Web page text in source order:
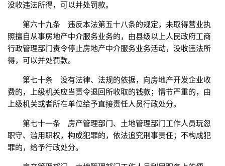
没收违法所得，可以并处罚款。
第六十九条 违反本法第五十八条的规定，未取得营业执
照擅自从事房地产中介服务业务的，由县级以上人民政府工商
行政管理部门责令停止房地产中介服务业务活动，没收违法所
得，可以并处罚款。
第七十条 没有法律、法规的依据，向房地产开发企业收
费的，上级机关应当责令退回所收取的钱款；情节严重的，由
上级机关或者所在单位给予直接责任人员行政处分。
第七十一条 房产管理部门、土地管理部门工作人员玩忽
职守、滥用职权，构成犯罪的，依法追究刑事责任；不构成犯
罪的，给予行政处分。